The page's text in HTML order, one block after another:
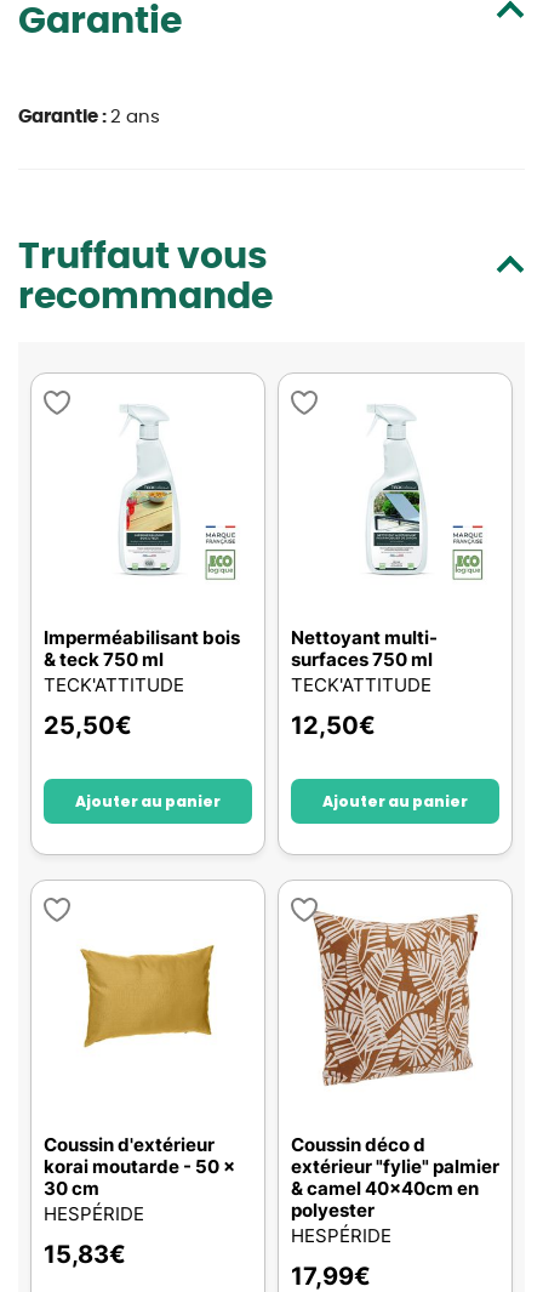
Garantie
Garantie : 2 ans
Truffaut vous
recommande
Imperméabilisant bois
& teck 750 ml
TECK'ATTITUDE
25,50€
Ajouter au panier
Nettoyant multi-
surfaces 750 ml
TECK'ATTITUDE
12,50€
Ajouter au panier
Coussin d'extérieur
korai moutarde - 50 x
30 cm
HESPÉRIDE
15,83€
Coussin déco d
extérieur "fylie" palmier
& camel 40x40cm en
polyester
HESPÉRIDE
17,99€